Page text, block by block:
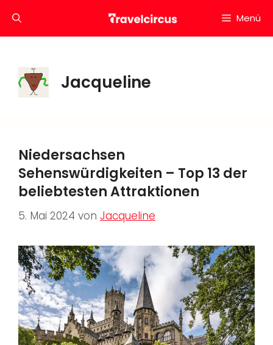
Inhalt
Menü
Jacqueline
Niedersachsen
Sehenswürdigkeiten – Top 13 der
beliebtesten Attraktionen
5. Mai 2024 von Jacqueline